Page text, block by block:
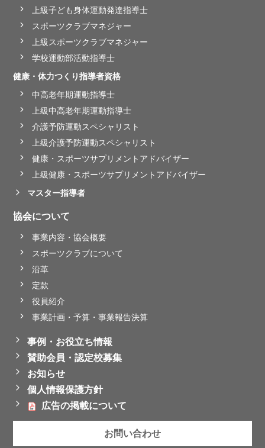
上級子ども身体運動発達指導士
スポーツクラブマネジャー
上級スポーツクラブマネジャー
学校運動部活動指導士
健康・体力つくり指導者資格
中高老年期運動指導士
上級中高老年期運動指導士
介護予防運動スペシャリスト
上級介護予防運動スペシャリスト
健康・スポーツサプリメントアドバイザー
上級健康・スポーツサプリメントアドバイザー
マスター指導者
協会について
事業内容・協会概要
スポーツクラブについて
沿革
定款
役員紹介
事業計画・予算・事業報告決算
事例・お役立ち情報
賛助会員・認定校募集
お知らせ
個人情報保護方針
広告の掲載について
お問い合わせ